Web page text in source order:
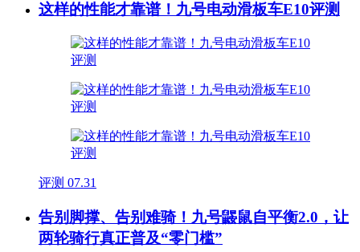
这样的性能才靠谱！九号电动滑板车E10评测
评测 07.31
告别脚撑、告别难骑！九号鼹鼠自平衡2.0，让
两轮骑行真正普及“零门槛”